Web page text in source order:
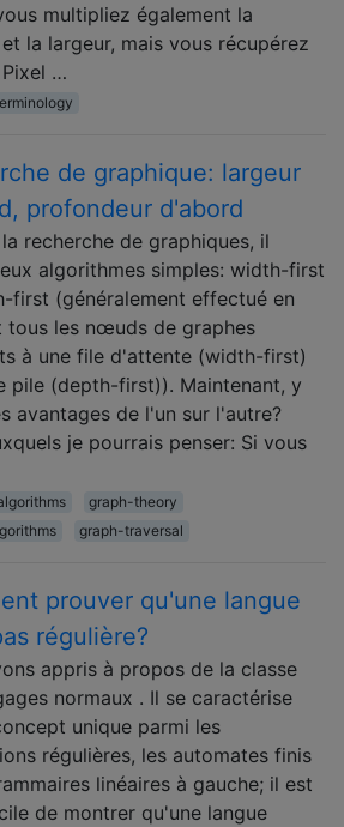
multipliez également la
la largeur, mais vous récupérez
…
de graphique: largeur
profondeur d'abord
recherche de graphiques, il
algorithmes simples: width-first
first (généralement effectué en
tous les nœuds de graphes
à une file d'attente (width-first)
pile (depth-first)). Maintenant, y
avantages de l'un sur l'autre?
je pourrais penser: Si vous
graph-theory
graph-traversal
prouver qu'une langue
régulière?
appris à propos de la classe
normaux . Il se caractérise
unique parmi les
régulières, les automates finis
linéaires à gauche; il est
de montrer qu'une langue